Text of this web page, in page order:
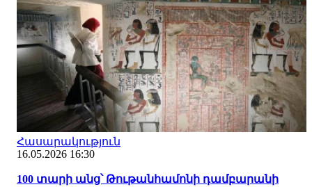
Հասարակություն
16.05.2026 16:30
100 տարի անց՝ Թութանհամոնի դամբարանի